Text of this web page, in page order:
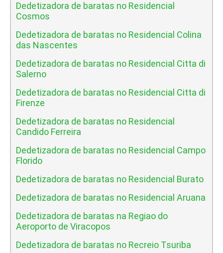
Dedetizadora de baratas no Residencial
Cosmos
Dedetizadora de baratas no Residencial Colina
das Nascentes
Dedetizadora de baratas no Residencial Citta di
Salerno
Dedetizadora de baratas no Residencial Citta di
Firenze
Dedetizadora de baratas no Residencial
Candido Ferreira
Dedetizadora de baratas no Residencial Campo
Florido
Dedetizadora de baratas no Residencial Burato
Dedetizadora de baratas no Residencial Aruana
Dedetizadora de baratas na Regiao do
Aeroporto de Viracopos
Dedetizadora de baratas no Recreio Tsuriba